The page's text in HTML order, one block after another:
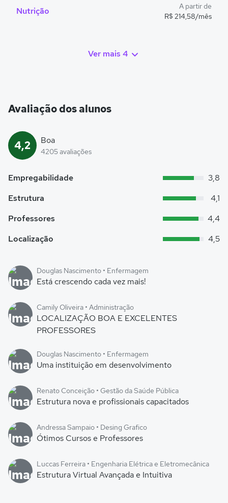
Nutrição
A partir de
R$ 214,58/mês
Ver mais 4
Avaliação dos alunos
4,2 Boa
4205 avaliações
Empregabilidade
3,8
Estrutura
4,1
Professores
4,4
Localização
4,5
Douglas Nascimento • Enfermagem
Está crescendo cada vez mais!
Camily Oliveira • Administração
LOCALIZAÇÃO BOA E EXCELENTES
PROFESSORES
Douglas Nascimento • Enfermagem
Uma instituição em desenvolvimento
Renato Conceição • Gestão da Saúde Pública
Estrutura nova e profissionais capacitados
Andressa Sampaio • Desing Grafico
Ótimos Cursos e Professores
Luccas Ferreira • Engenharia Elétrica e Eletromecânica
Estrutura Virtual Avançada e Intuitiva